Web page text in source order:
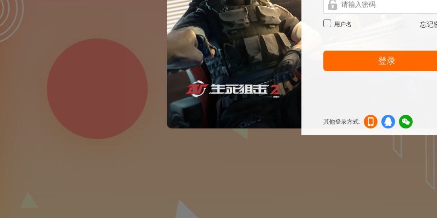
用户名 忘记
登录
其他登录方式:
机登
登录
信登